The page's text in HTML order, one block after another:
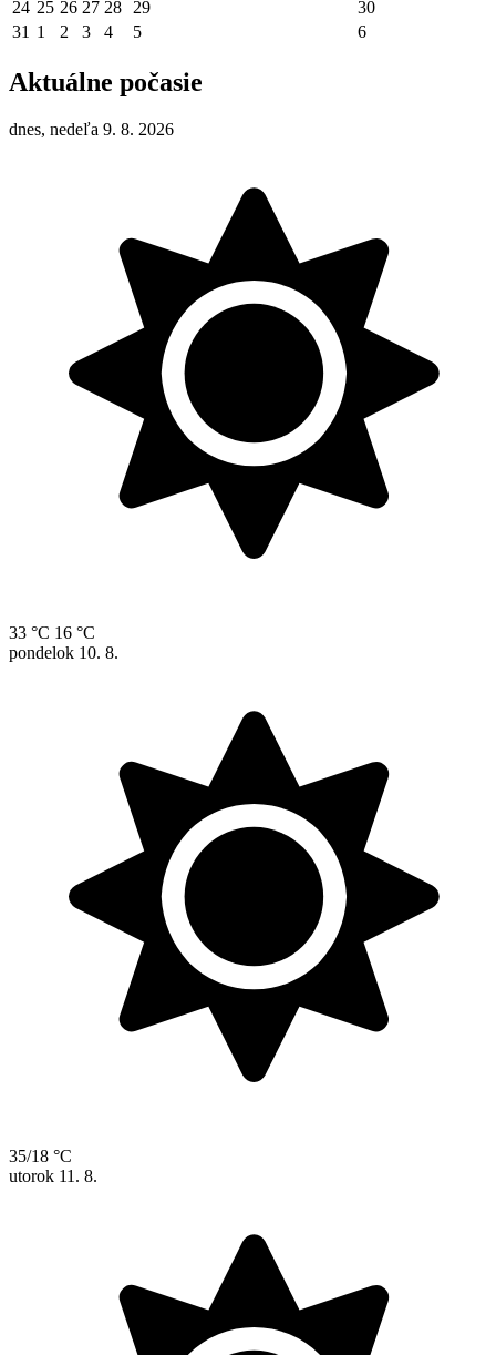
24 25 26 27 28 29
30
31 1 2 3 4 5 6
Aktuálne počasie
dnes, nedeľa 9. 8. 2026
33 °C 16 °C
pondelok 10. 8.
35/18 °C
utorok 11. 8.